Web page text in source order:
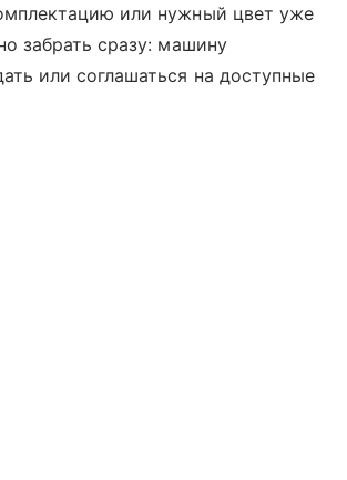
или нужный цвет уже
забрать сразу: машину
или соглашаться на доступные